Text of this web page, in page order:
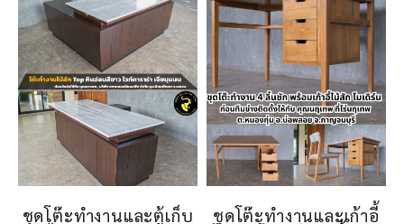
ชุดโต๊ะทำงานและตู้เก็บ
ชุดโต๊ะทำงานและเก้าอี้